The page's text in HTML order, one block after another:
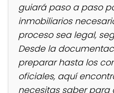
guiará paso a paso
inmobiliarios
proceso sea legal,
Desde la
preparar hasta los
oficiales, aquí
necesitas saber para